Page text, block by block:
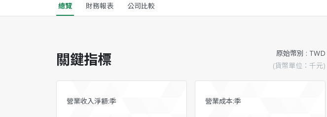
總覽 財務報表 公司比較
關鍵指標
原始幣別 : TWD
(貨幣單位：千元)
營業收入淨額:季 營業成本:季